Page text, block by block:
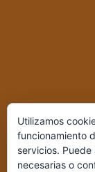
Utilizamos
funcionamiento
servicios.
necesarias o